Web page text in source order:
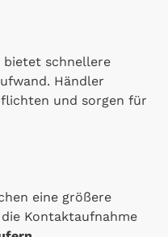
bietet schnellere
Händler
und sorgen für
eine größere
Kontaktaufnahme